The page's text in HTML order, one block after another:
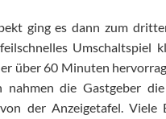
ging es dann zum
Umschaltspiel
über 60 Minuten
nahmen die Gastgeber
der Anzeigetafel.